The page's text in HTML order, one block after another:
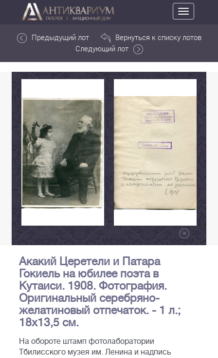
Toggle
navigation
Предыдущий лот
Вернуться к списку лотов
Следующий лот
Акакий Церетели и Патара
Гокиель на юбилее поэта в
Кутаиси. 1908. Фотография.
Оригинальный серебряно-
желатиновый отпечаток. - 1 л.;
18х13,5 см.
На обороте штамп фотолаборатории
Тбилисского музея им. Ленина и надпись